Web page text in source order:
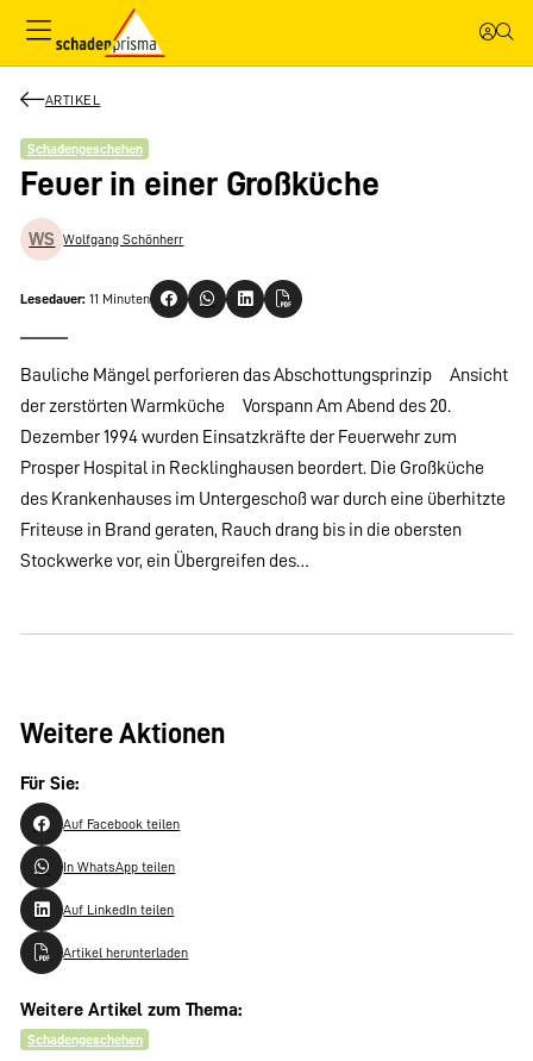
ARTIKEL
Schadengeschehen
Feuer in einer Großküche
WS Wolfgang Schönherr
Lesedauer: 11 Minuten
Bauliche Mängel perforieren das Abschottungsprinzip Ansicht
der zerstörten Warmküche Vorspann Am Abend des 20.
Dezember 1994 wurden Einsatzkräfte der Feuerwehr zum
Prosper Hospital in Recklinghausen beordert. Die Großküche
des Krankenhauses im Untergeschoß war durch eine überhitzte
Friteuse in Brand geraten, Rauch drang bis in die obersten
Stockwerke vor, ein Übergreifen des…
Weitere Aktionen
Für Sie:
Auf Facebook teilen
In WhatsApp teilen
Auf LinkedIn teilen
Artikel herunterladen
Weitere Artikel zum Thema:
Schadengeschehen